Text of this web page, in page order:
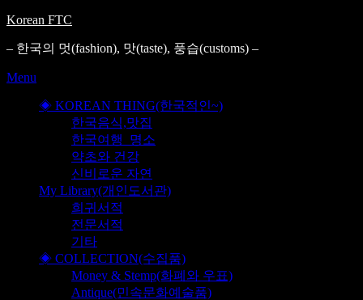
Korean FTC
– 한국의 멋(fashion), 맛(taste), 풍습(customs) –
Menu
◈ KOREAN THING(한국적인~)
한국음식,맛집
한국여행_명소
약초와 건강
신비로운 자연
My Library(개인도서관)
희귀서적
전문서적
기타
◈ COLLECTION(수집품)
Money & Stemp(화폐와 우표)
Antique(민속문화예술품)